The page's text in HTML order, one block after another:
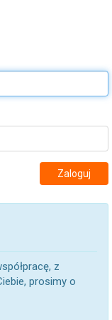
Zaloguj
z
prosimy o